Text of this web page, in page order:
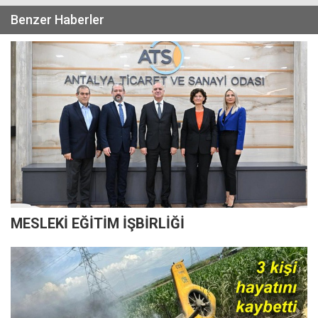
Benzer Haberler
MESLEKİ EĞİTİM İŞBİRLİĞİ